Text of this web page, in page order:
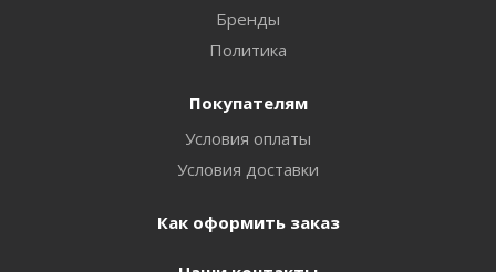
Бренды
Политика
Покупателям
Условия оплаты
Условия доставки
Как оформить заказ